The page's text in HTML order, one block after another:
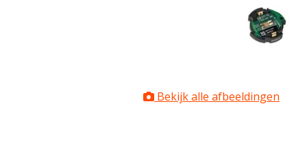
Bekijk alle afbeeldingen